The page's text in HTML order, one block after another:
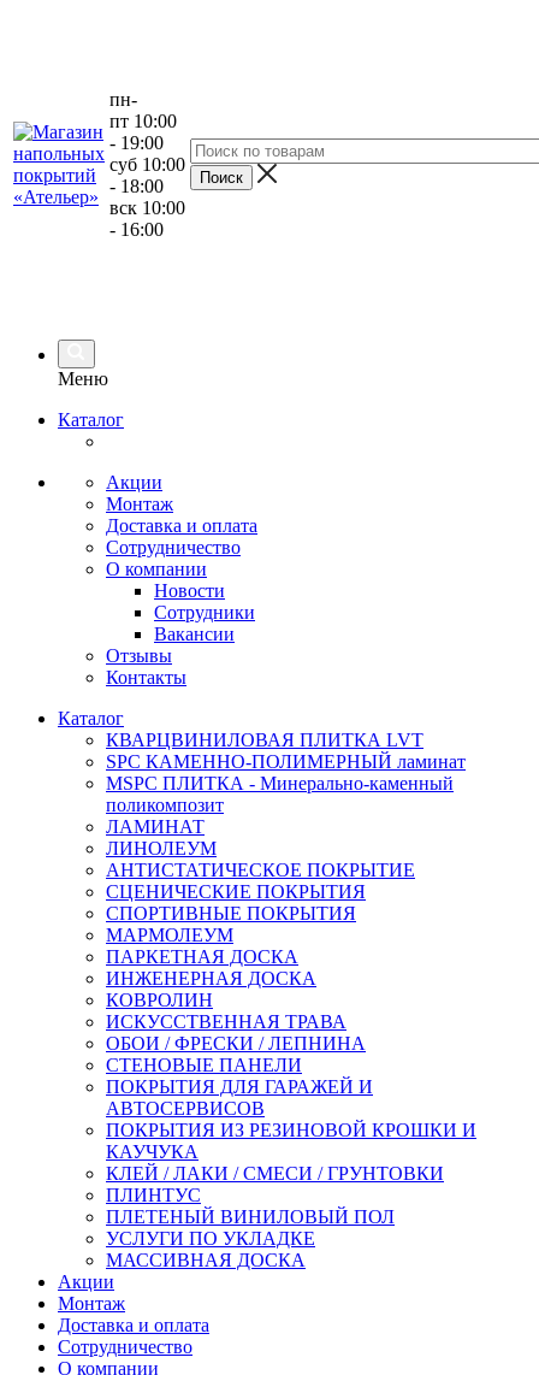
пн-
пт 10:00
- 19:00
суб 10:00
- 18:00
вск 10:00
- 16:00
Меню
Каталог
Акции
Монтаж
Доставка и оплата
Сотрудничество
О компании
Новости
Сотрудники
Вакансии
Отзывы
Контакты
Каталог
КВАРЦВИНИЛОВАЯ ПЛИТКА LVT
SPC КАМЕННО-ПОЛИМЕРНЫЙ ламинат
MSPC ПЛИТКА - Минерально-каменный
поликомпозит
ЛАМИНАТ
ЛИНОЛЕУМ
АНТИСТАТИЧЕСКОЕ ПОКРЫТИЕ
СЦЕНИЧЕСКИЕ ПОКРЫТИЯ
СПОРТИВНЫЕ ПОКРЫТИЯ
МАРМОЛЕУМ
ПАРКЕТНАЯ ДОСКА
ИНЖЕНЕРНАЯ ДОСКА
КОВРОЛИН
ИСКУССТВЕННАЯ ТРАВА
ОБОИ / ФРЕСКИ / ЛЕПНИНА
СТЕНОВЫЕ ПАНЕЛИ
ПОКРЫТИЯ ДЛЯ ГАРАЖЕЙ И
АВТОСЕРВИСОВ
ПОКРЫТИЯ ИЗ РЕЗИНОВОЙ КРОШКИ И
КАУЧУКА
КЛЕЙ / ЛАКИ / СМЕСИ / ГРУНТОВКИ
ПЛИНТУС
ПЛЕТЕНЫЙ ВИНИЛОВЫЙ ПОЛ
УСЛУГИ ПО УКЛАДКЕ
МАССИВНАЯ ДОСКА
Акции
Монтаж
Доставка и оплата
Сотрудничество
О компании